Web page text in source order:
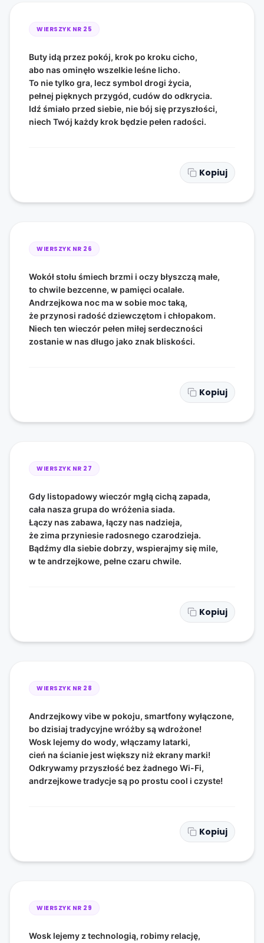
WIERSZYK NR 25
Buty idą przez pokój, krok po kroku cicho,
abo nas ominęło wszelkie leśne licho.
To nie tylko gra, lecz symbol drogi życia,
pełnej pięknych przygód, cudów do odkrycia.
Idź śmiało przed siebie, nie bój się przyszłości,
niech Twój każdy krok będzie pełen radości.
Kopiuj
WIERSZYK NR 26
Wokół stołu śmiech brzmi i oczy błyszczą małe,
to chwile bezcenne, w pamięci ocalałe.
Andrzejkowa noc ma w sobie moc taką,
że przynosi radość dziewczętom i chłopakom.
Niech ten wieczór pełen miłej serdeczności
zostanie w nas długo jako znak bliskości.
Kopiuj
WIERSZYK NR 27
Gdy listopadowy wieczór mgłą cichą zapada,
cała nasza grupa do wróżenia siada.
Łączy nas zabawa, łączy nas nadzieja,
że zima przyniesie radosnego czarodzieja.
Bądźmy dla siebie dobrzy, wspierajmy się mile,
w te andrzejkowe, pełne czaru chwile.
Kopiuj
WIERSZYK NR 28
Andrzejkowy vibe w pokoju, smartfony wyłączone,
bo dzisiaj tradycyjne wróżby są wdrożone!
Wosk lejemy do wody, włączamy latarki,
cień na ścianie jest większy niż ekrany marki!
Odkrywamy przyszłość bez żadnego Wi-Fi,
andrzejkowe tradycje są po prostu cool i czyste!
Kopiuj
WIERSZYK NR 29
Wosk lejemy z technologią, robimy relację,